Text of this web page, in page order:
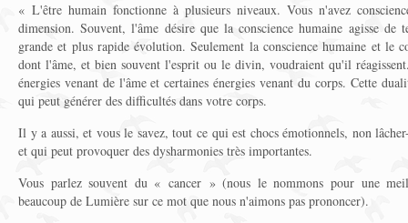
« L'être humain fonctionne à plusieurs niveaux. Vous n'avez
dimension. Souvent, l'âme désire que la conscience humaine agisse
grande et plus rapide évolution. Seulement la conscience humaine et le
dont l'âme, et bien souvent l'esprit ou le divin, voudraient qu'il
énergies venant de l'âme et certaines énergies venant du corps. Cette
qui peut générer des difficultés dans votre corps.
Il y a aussi, et vous le savez, tout ce qui est chocs émotionnels, non
et qui peut provoquer des dysharmonies très importantes.
Vous parlez souvent du « cancer » (nous le nommons pour une
beaucoup de Lumière sur ce mot que nous n'aimons pas prononcer).